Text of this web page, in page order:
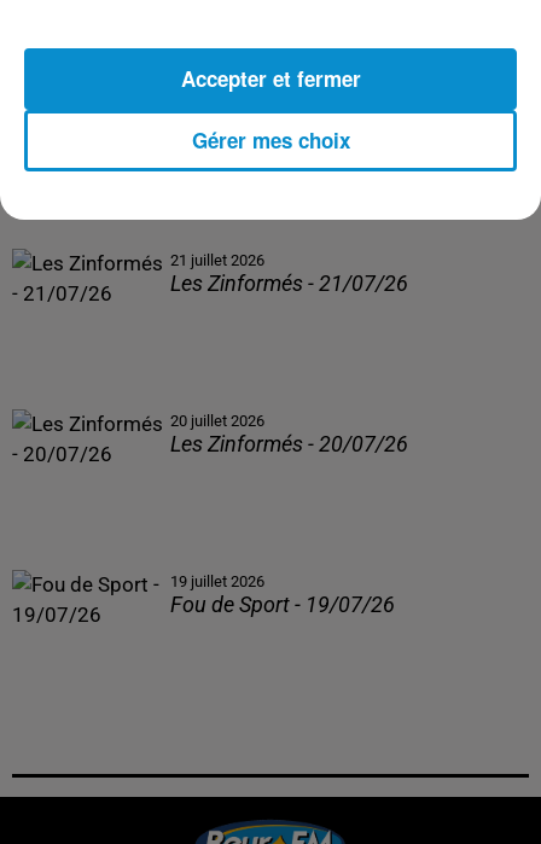
21 juillet 2026
Les Zinformés - 21/07/26
20 juillet 2026
Les Zinformés - 20/07/26
19 juillet 2026
Fou de Sport - 19/07/26
Gérer mes choix
Accepter et fermer